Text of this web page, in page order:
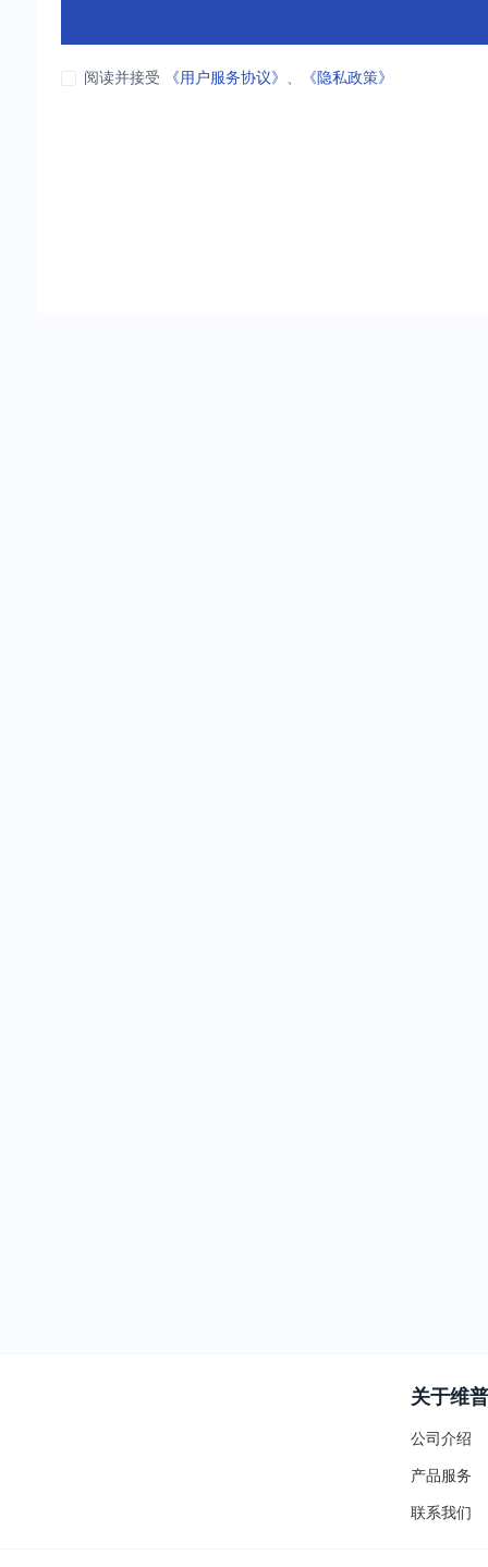
阅读并接受 《用户服务协议》 、 《隐私政策》
关于维普
公司介绍
产品服务
联系我们